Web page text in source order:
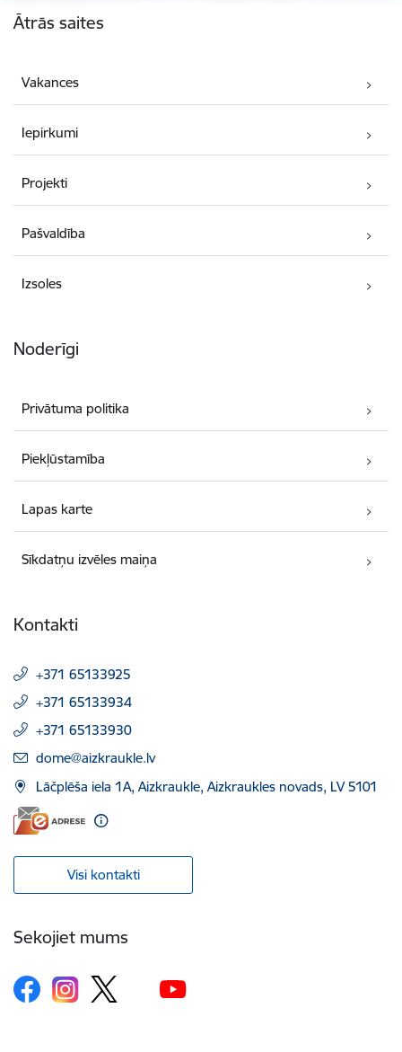
Ātrās saites
Vakances
Iepirkumi
Projekti
Pašvaldība
Izsoles
Noderīgi
Privātuma politika
Piekļūstamība
Lapas karte
Sīkdatņu izvēles maiņa
Kontakti
+371 65133925
+371 65133934
+371 65133930
E-pasts:
dome@aizkraukle.lv
Lāčplēša iela 1A, Aizkraukle, Aizkraukles novads, LV 5101
Visi kontakti
Sekojiet mums